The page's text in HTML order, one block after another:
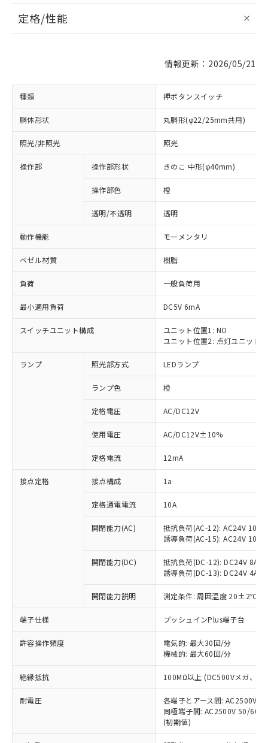
定格/性能
情報更新：2026/05/21
種類 押ボタンスイッチ
胴体形状 丸胴形(φ22/25mm共用)
照光/非照光 照光
操作部 操作部形状 きのこ 中形(φ40mm)
操作部色 橙
透明/不透明 透明
動作機能 モーメンタリ
ベゼル材質 樹脂
負荷 一般負荷用
最小適用負荷 DC5V 6mA
スイッチユニット構成
ユニット位置1: NO
ユニット位置2: 点灯ユニット
ランプ 照光部方式 LEDランプ
ランプ色 橙
定格電圧 AC/DC12V
使用電圧 AC/DC12V±10%
定格電流 12mA
接点定格 接点構成 1a
定格通電電流 10A
開閉能力(AC)
抵抗負荷(AC-12): AC24V 10A/
誘導負荷(AC-15): AC24V
開閉能力(DC)
抵抗負荷(DC-12): DC24V 8A/
誘導負荷(DC-13): DC24V 4A/
開閉能力説明 測定条件: 周囲温度 20±2℃、
端子仕様 プッシュインPlus端子台
許容操作頻度
電気的: 最大30回/分
機械的: 最大60回/分
絶縁抵抗 100MΩ以上 (DC500Vメガ、点
耐電圧
各端子とアース間: AC2500V
同極端子間: AC2500V 50/
(初期値)
ご利用条件
以下の条件をお読みいただき、同意のうえ
ご利用ください。
本サービスは、当社制御機器事業取扱
商品の当社在庫状況および標準価格
(税抜)を提供させていただくもので
当社制御機器事業取扱商品の中には、
本サービスの対象外となる商品もある
ことをご了承ください。
在庫状況および標準価格照会結果は、
記載している更新日時点での社内デー
タに基づき作成されるものであり、閲
覧された時点での実際の在庫および標
準価格とは異なる場合があることをご
※1 対応状況
対応済み：EU RoHS指令（10物質）の
非含有に対応した製品が提供可能な商品で
対応予定：EU RoHS指令（10物質）の非含
有に対応した製品に切り替える予定のある
対応予定なし：EU RoHS指令（10物質）の
非含有に非対応の商品で、対応品を出す予
定はありません。
調査・確認中：EU RoHS指令（10物質）の
非含有の対応状況を調査中または確認中の
非該当品：ライセンス料など無形物で、有
害物質有無と関係のない商品です。
仕入先様の事情により、非含有部品として
いたものが、含有品と判明した場合などや
むを得ず変更することがあります。
鉛(Pb) 1000ppm以下、 水銀(Hg) 1000ppm以下、 カド
六価クロム(Cr(Ⅵ)) 1000ppm以下、ポリ臭化ビフェニル
類(PBB) 1000ppm以下、ポリ臭化ジフェニルエーテル類
(PBDE) 1000ppm以下、フタル酸ビス(2-エチルヘキシ
※1 中国RoHS○×表
「○」：最大均質材料含有率が中国RoHSの
基準値以下であることを示します。
「×」：最大均質材料含有率が中国RoHSの
基準値を超えていることを示します。
「－」：未確認です。当社販売部門へお問
い合わせください。
*中国RoHS10物質の基準値 (GB/T26572)：
Pb(鉛) :1000ppm、 Hg(水銀) : 1000ppm、 Cd(カドミウ
Cr(Ⅵ)(六価クロム) : 1000ppm、 PBBs(ポリ臭化ビフェ
当社は、これら貴社製品のうち、外国
為替および外国貿易法に定める商品
（以下｢規制貨物等」という）を輸出
国政府の輸出許可(または役務取引許
可)を取得するなどの必要な手続きを